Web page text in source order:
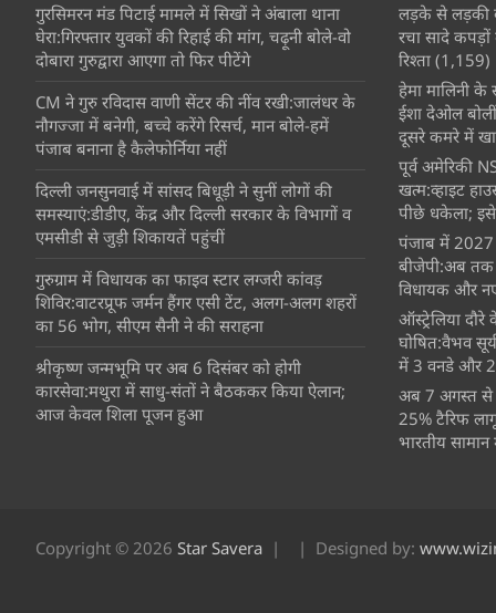
गुरसिमरन मंड पिटाई मामले में सिखों ने अंबाला थाना
घेरा:गिरफ्तार युवकों की रिहाई की मांग, चढ़ूनी बोले-वो
दोबारा गुरुद्वारा आएगा तो फिर पीटेंगे
CM ने गुरु रविदास वाणी सेंटर की नींव रखी:जालंधर के
नौगज्जा में बनेगी, बच्चे करेंगे रिसर्च, मान बोले-हमें
पंजाब बनाना है कैलेफोर्निया नहीं
दिल्ली जनसुनवाई में सांसद बिधूड़ी ने सुनीं लोगों की
समस्याएं:डीडीए, केंद्र और दिल्ली सरकार के विभागों व
एमसीडी से जुड़ी शिकायतें पहुंचीं
गुरुग्राम में विधायक का फाइव स्टार लग्जरी कांवड़
शिविर:वाटरप्रूफ जर्मन हैंगर एसी टेंट, अलग-अलग शहरों
का 56 भोग, सीएम सैनी ने की सराहना
श्रीकृष्ण जन्मभूमि पर अब 6 दिसंबर को होगी
कारसेवा:मथुरा में साधु-संतों ने बैठककर किया ऐलान;
आज केवल शिला पूजन हुआ
लड़के से लड़की
रचा सादे
रिश्ता (1,159)
हेमा मालिनी के
ईशा देओल
दूसरे कमरे में
पूर्व अमेरिकी
खत्म:व्हाइट
पीछे धकेला; इसे
पंजाब में 2027
बीजेपी:अब तक
विधायक और
ऑस्ट्रेलिया
घोषित:वैभव
में 3 वनडे और
अब 7 अगस्त से
25% टैरिफ
भारतीय सामान
Copyright © 2026 Star Savera Designed by: